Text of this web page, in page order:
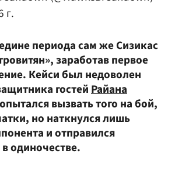
г.
периода сам же Сизикас
заработав первое
Кейси был недоволен
гостейРайана
вызвать того на бой,
но наткнулся лишь
и отправился
одиночестве.